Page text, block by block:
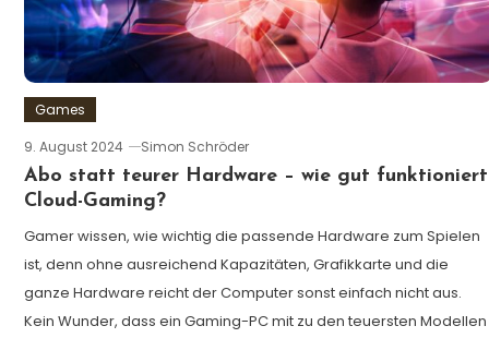
Games
9. August 2024
Simon Schröder
Abo statt teurer Hardware – wie gut funktioniert
Cloud-Gaming?
Gamer wissen, wie wichtig die passende Hardware zum Spielen
ist, denn ohne ausreichend Kapazitäten, Grafikkarte und die
ganze Hardware reicht der Computer sonst einfach nicht aus.
Kein Wunder, dass ein Gaming-PC mit zu den teuersten Modellen